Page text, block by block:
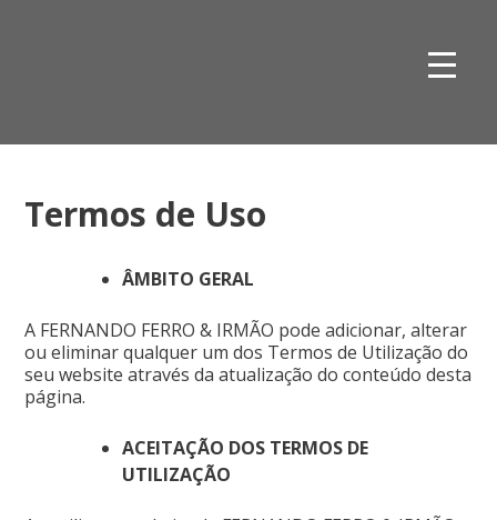
Termos de Uso
ÂMBITO GERAL
A FERNANDO FERRO & IRMÃO pode adicionar, alterar
ou eliminar qualquer um dos Termos de Utilização do
seu website através da atualização do conteúdo desta
página.
ACEITAÇÃO DOS TERMOS DE
UTILIZAÇÃO